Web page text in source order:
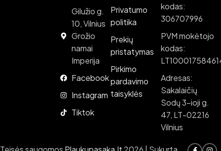
Gilužio g.
10, Vilnius
Grožio
namai
Imperija
Facebook
Instagram
Tiktok
Privatumo
politika
Prekių
pristatymas
Pirkimo
pardavimo
taisyklės
kodas:
306707996
PVM mokėtojo
kodas:
Adresas:
Sakalaičių
Sodų 3-ioji g.
47, LT-02216
Vilnius